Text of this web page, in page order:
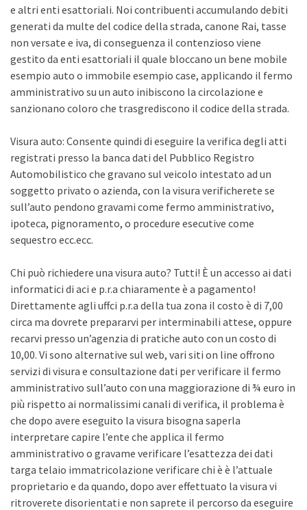
e altri enti esattoriali. Noi contribuenti accumulando debiti
generati da multe del codice della strada, canone Rai, tasse
non versate e iva, di conseguenza il contenzioso viene
gestito da enti esattoriali il quale bloccano un bene mobile
esempio auto o immobile esempio case, applicando il fermo
amministrativo su un auto inibiscono la circolazione e
sanzionano coloro che trasgrediscono il codice della strada.
Visura auto: Consente quindi di eseguire la verifica degli atti
registrati presso la banca dati del Pubblico Registro
Automobilistico che gravano sul veicolo intestato ad un
soggetto privato o azienda, con la visura verificherete se
sull’auto pendono gravami come fermo amministrativo,
ipoteca, pignoramento, o procedure esecutive come
sequestro ecc.ecc.
Chi può richiedere una visura auto? Tutti! È un accesso ai dati
informatici di aci e p.r.a chiaramente è a pagamento!
Direttamente agli uffci p.r.a della tua zona il costo è di 7,00
circa ma dovrete prepararvi per interminabili attese, oppure
recarvi presso un’agenzia di pratiche auto con un costo di
10,00. Vi sono alternative sul web, vari siti on line offrono
servizi di visura e consultazione dati per verificare il fermo
amministrativo sull’auto con una maggiorazione di ¾ euro in
più rispetto ai normalissimi canali di verifica, il problema è
che dopo avere eseguito la visura bisogna saperla
interpretare capire l’ente che applica il fermo
amministrativo o gravame verificare l’esattezza dei dati
targa telaio immatricolazione verificare chi è è l’attuale
proprietario e da quando, dopo aver effettuato la visura vi
ritroverete disorientati e non saprete il percorso da eseguire